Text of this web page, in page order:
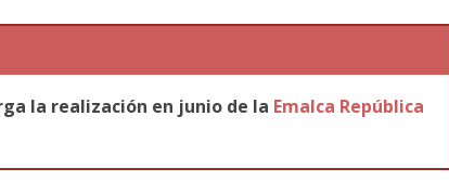
la realización en junio de la Emalca República